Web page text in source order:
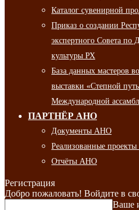
Каталог сувенирной
Приказ о создании
экспертного Совета
культуры РХ
База данных мастеров
выставки «Степной
Международной
ПАРТНЁР АНО
Документы АНО
Реализованные
Отчёты АНО
Регистрация
Добро пожаловать! Войдите в
Ваше